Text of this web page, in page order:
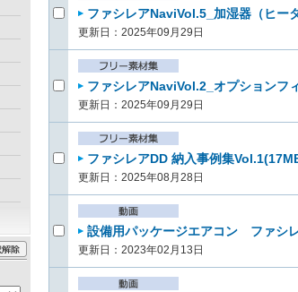
ファシレアNaviVol.5_加湿器（ヒー
更新日：2025年09月29日
ファシレアNaviVol.2_オプションフ
更新日：2025年09月29日
ファシレアDD 納入事例集
更新日：2025年08月28日
設備用パッケージエアコン ファシ
更新日：2023年02月13日